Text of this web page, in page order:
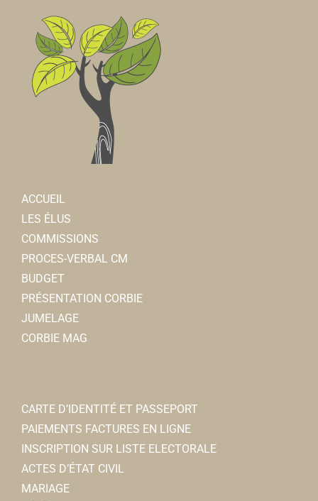
ACCUEIL
LES ÉLUS
COMMISSIONS
PROCES-VERBAL CM
BUDGET
PRÉSENTATION CORBIE
JUMELAGE
CORBIE MAG
CARTE D’IDENTITÉ ET PASSEPORT
PAIEMENTS FACTURES EN LIGNE
INSCRIPTION SUR LISTE ELECTORALE
ACTES D’ÉTAT CIVIL
MARIAGE